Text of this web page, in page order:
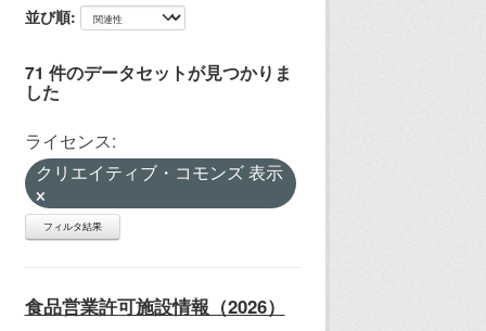
並び順
71 件のデータセットが見つかりま
した
ライセンス:
クリエイティブ・コモンズ 表示
フィルタ結果
食品営業許可施設情報（2026）